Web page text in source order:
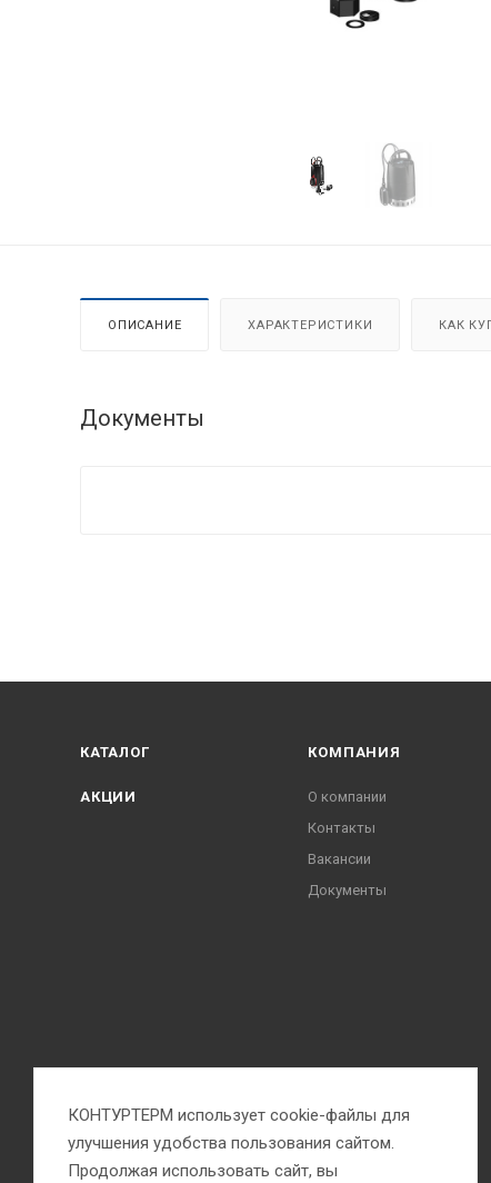
ОПИСАНИЕ ХАРАКТЕРИСТИКИ КАК
Документы
КАТАЛОГ
АКЦИИ
КОМПАНИЯ
О компании
Контакты
Вакансии
Документы
КОНТУРТЕРМ использует cookie-файлы для
улучшения удобства пользования сайтом.
Продолжая использовать сайт, вы